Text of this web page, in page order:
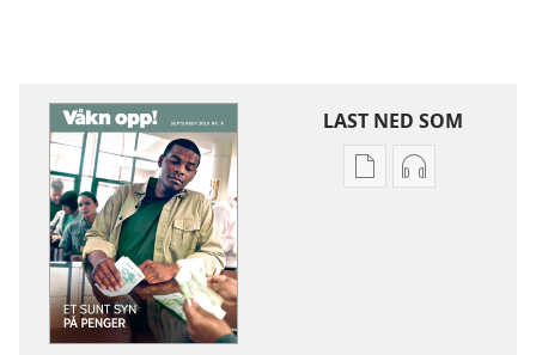
LAST NED SOM